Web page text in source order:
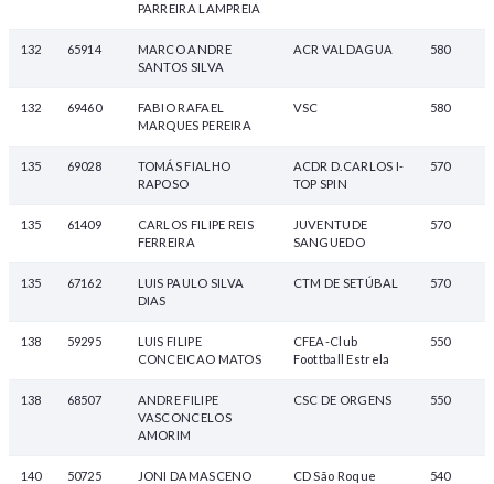
PARREIRA LAMPREIA
132 65914
MARCO ANDRE
SANTOS SILVA
ACR VALDAGUA 580
132 69460
FABIO RAFAEL
MARQUES PEREIRA
VSC 580
135 69028
TOMÁS FIALHO
RAPOSO
ACDR D.CARLOS I-
TOP SPIN
570
135 61409
CARLOS FILIPE REIS
FERREIRA
JUVENTUDE
SANGUEDO
570
135 67162
LUIS PAULO SILVA
DIAS
CTM DE SETÚBAL 570
138 59295
LUIS FILIPE
CONCEICAO MATOS
CFEA-Club
Foottball Estrela
550
138 68507
ANDRE FILIPE
VASCONCELOS
AMORIM
CSC DE ORGENS 550
140 50725
JONI DAMASCENO
CD São Roque 540